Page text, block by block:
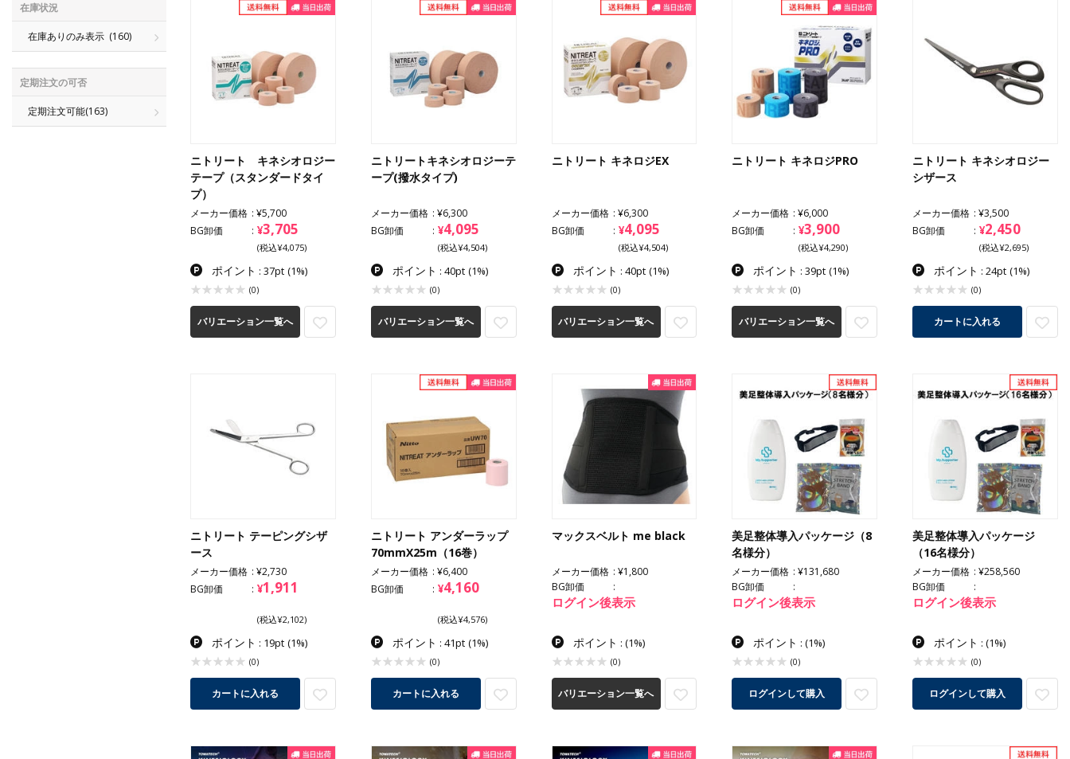
在庫状況
在庫ありのみ表示 (160)
定期注文の可否
定期注文可能(163)
ニトリート キネシオロジー
テープ（スタンダードタイ
プ）
メーカー価格
¥5,700
BG卸価
¥3,705
(税込¥4,075)
ポイント : 37pt (1%)
(0)
バリエーション一覧へ
ニトリートキネシオロジーテ
ープ(撥水タイプ)
メーカー価格
¥6,300
BG卸価
¥4,095
(税込¥4,504)
ポイント : 40pt (1%)
(0)
バリエーション一覧へ
ニトリート キネロジEX
メーカー価格
¥6,300
BG卸価
¥4,095
(税込¥4,504)
ポイント : 40pt (1%)
(0)
バリエーション一覧へ
ニトリート キネロジPRO
メーカー価格
¥6,000
BG卸価
¥3,900
(税込¥4,290)
ポイント : 39pt (1%)
(0)
バリエーション一覧へ
ニトリート キネシオロジー
シザース
メーカー価格
¥3,500
BG卸価
¥2,450
(税込¥2,695)
ポイント : 24pt (1%)
(0)
カートに入れる
ニトリート テーピングシザ
ース
メーカー価格
¥2,730
BG卸価
¥1,911
(税込¥2,102)
ポイント : 19pt (1%)
(0)
カートに入れる
ニトリート アンダーラップ
70mmX25m（16巻）
メーカー価格
¥6,400
BG卸価
¥4,160
(税込¥4,576)
ポイント : 41pt (1%)
(0)
カートに入れる
マックスベルト me black
メーカー価格
¥1,800
BG卸価
ログイン後表示
ポイント : (1%)
(0)
バリエーション一覧へ
美足整体導入パッケージ（8
名様分）
メーカー価格
¥131,680
BG卸価
ログイン後表示
ポイント :(1%)
(0)
ログインして購入
美足整体導入パッケージ
（16名様分）
メーカー価格
¥258,560
BG卸価
ログイン後表示
ポイント :(1%)
(0)
ログインして購入